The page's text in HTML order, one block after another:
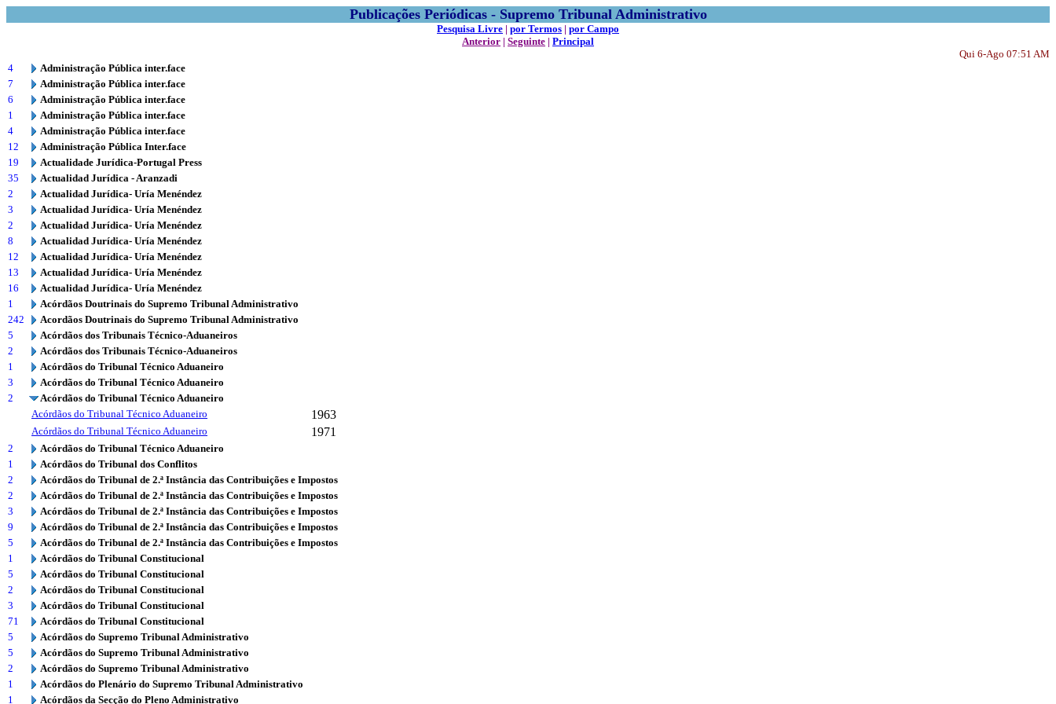
Publicações Periódicas - Supremo Tribunal Administrativo
Pesquisa Livre | por Termos | por Campo
Anterior | Seguinte | Principal
Qui 6-Ago 07:51 AM
4
Administração Pública inter.face
7
Administração Pública inter.face
6
Administração Pública inter.face
1
Administração Pública inter.face
4
Administração Pública inter.face
12
Administração Pública Inter.face
19
Actualidade Jurídica-Portugal Press
35
Actualidad Jurídica - Aranzadi
2
Actualidad Jurídica- Uría Menéndez
3
Actualidad Jurídica- Uría Menéndez
2
Actualidad Jurídica- Uría Menéndez
8
Actualidad Jurídica- Uría Menéndez
12
Actualidad Jurídica- Uría Menéndez
13
Actualidad Jurídica- Uría Menéndez
16
Actualidad Jurídica- Uría Menéndez
1
Acórdãos Doutrinais do Supremo Tribunal Administrativo
242
Acordãos Doutrinais do Supremo Tribunal Administrativo
5
Acórdãos dos Tribunais Técnico-Aduaneiros
2
Acórdãos dos Tribunais Técnico-Aduaneiros
1
Acórdãos do Tribunal Técnico Aduaneiro
3
Acórdãos do Tribunal Técnico Aduaneiro
2
Acórdãos do Tribunal Técnico Aduaneiro
Acórdãos do Tribunal Técnico Aduaneiro
1963
Acórdãos do Tribunal Técnico Aduaneiro 1971
2
Acórdãos do Tribunal Técnico Aduaneiro
1
Acórdãos do Tribunal dos Conflitos
2
Acórdãos do Tribunal de 2.ª Instância das Contribuições e Impostos
2
Acórdãos do Tribunal de 2.ª Instância das Contribuições e Impostos
3
Acórdãos do Tribunal de 2.ª Instância das Contribuições e Impostos
9
Acórdãos do Tribunal de 2.ª Instância das Contribuições e Impostos
5
Acórdãos do Tribunal de 2.ª Instância das Contribuições e Impostos
1
Acórdãos do Tribunal Constitucional
5
Acórdãos do Tribunal Constitucional
2
Acórdãos do Tribunal Constitucional
3
Acórdãos do Tribunal Constitucional
71
Acórdãos do Tribunal Constitucional
5
Acórdãos do Supremo Tribunal Administrativo
5
Acórdãos do Supremo Tribunal Administrativo
2
Acórdãos do Supremo Tribunal Administrativo
1
Acórdãos do Plenário do Supremo Tribunal Administrativo
1
Acórdãos da Secção do Pleno Administrativo